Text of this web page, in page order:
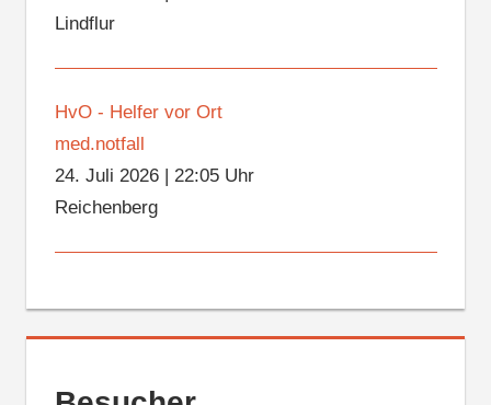
Lindflur
HvO - Helfer vor Ort
med.notfall
24. Juli 2026| 22:05 Uhr
Reichenberg